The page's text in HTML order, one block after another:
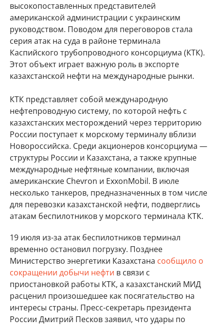
высокопоставленных представителей
американской администрации с украинским
руководством. Поводом для переговоров стала
серия атак на суда в районе терминала
Каспийского трубопроводного консорциума (КТК).
Этот объект играет важную роль в экспорте
казахстанской нефти на международные рынки.
КТК представляет собой международную
нефтепроводную систему, по которой нефть с
казахстанских месторождений через территорию
России поступает к морскому терминалу вблизи
Новороссийска. Среди акционеров консорциума —
структуры России и Казахстана, а также крупные
международные нефтяные компании, включая
американские Chevron и ExxonMobil. В июле
несколько танкеров, предназначенных в том числе
для перевозки казахстанской нефти, подверглись
атакам беспилотников у морского терминала КТК.
19 июля из-за атак беспилотников терминал
временно остановил погрузку. Позднее
Министерство энергетики Казахстана сообщило о
сокращении добычи нефти в связи с
приостановкой работы КТК, а казахстанский МИД
расценил произошедшее как посягательство на
интересы страны. Пресс-секретарь президента
России Дмитрий Песков заявил, что удары по